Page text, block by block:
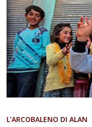
L’ARCOBALENO DI ALAN